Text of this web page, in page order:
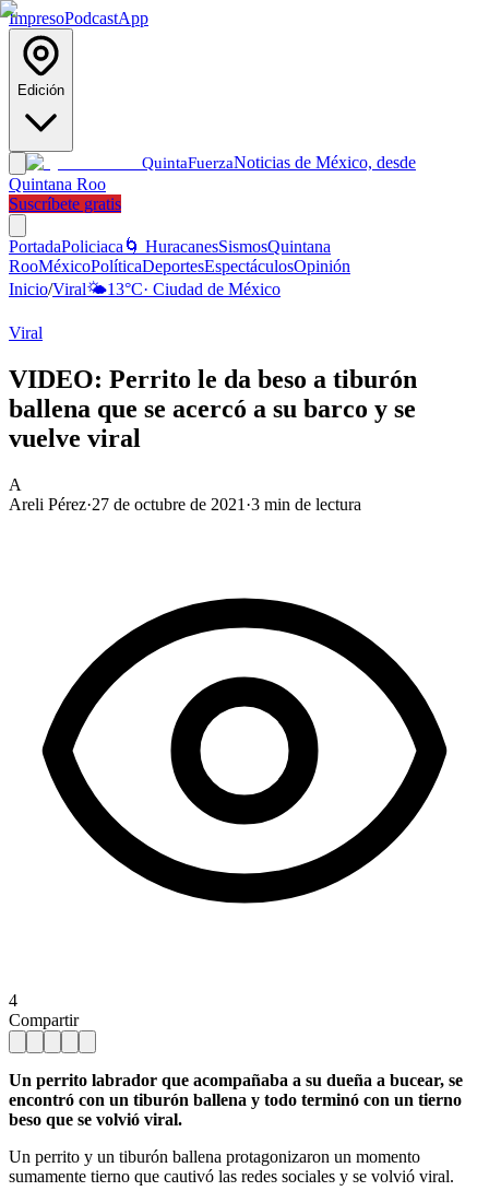
ImpresoPodcastApp
Edición
QuintaFuerzaNoticias de México, desde
Quintana Roo
Suscríbete gratis
PortadaPoliciaca 🌀 HuracanesSismosQuintana
RooMéxicoPolíticaDeportesEspectáculosOpinión
Inicio/Viral🌤️13°C· Ciudad de México
Viral
VIDEO: Perrito le da beso a tiburón
ballena que se acercó a su barco y se
vuelve viral
A
Areli Pérez·27 de octubre de 2021 ·3 min de lectura
4
Compartir
Un perrito labrador que acompañaba a su dueña a bucear, se
encontró con un tiburón ballena y todo terminó con un tierno
beso que se volvió viral.
Un perrito y un tiburón ballena protagonizaron un momento
sumamente tierno que cautivó las redes sociales y se volvió viral.